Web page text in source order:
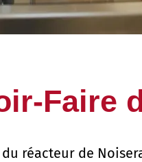
Faire
réacteur de